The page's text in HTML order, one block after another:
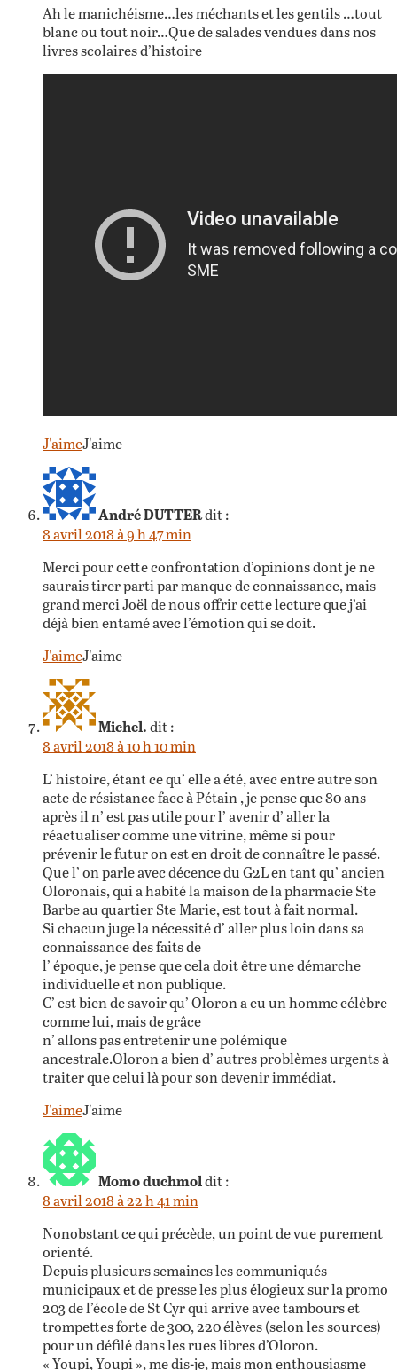
Ah le manichéisme…les méchants et les gentils …tout
blanc ou tout noir…Que de salades vendues dans nos
livres scolaires d’histoire
J'aimeJ'aime
André DUTTERdit :
8 avril 2018 à 9 h 47 min
Merci pour cette confrontation d’opinions dont je ne
saurais tirer parti par manque de connaissance, mais
grand merci Joël de nous offrir cette lecture que j’ai
déjà bien entamé avec l’émotion qui se doit.
J'aimeJ'aime
Michel.dit :
8 avril 2018 à 10 h 10 min
L’ histoire, étant ce qu’ elle a été, avec entre autre son
acte de résistance face à Pétain , je pense que 80 ans
après il n’ est pas utile pour l’ avenir d’ aller la
réactualiser comme une vitrine, même si pour
prévenir le futur on est en droit de connaître le passé.
Que l’ on parle avec décence du G2L en tant qu’ ancien
Oloronais, qui a habité la maison de la pharmacie Ste
Barbe au quartier Ste Marie, est tout à fait normal.
Si chacun juge la nécessité d’ aller plus loin dans sa
connaissance des faits de
l’ époque, je pense que cela doit être une démarche
individuelle et non publique.
C’ est bien de savoir qu’ Oloron a eu un homme célèbre
comme lui, mais de grâce
n’ allons pas entretenir une polémique
ancestrale.Oloron a bien d’ autres problèmes urgents à
traiter que celui là pour son devenir immédiat.
J'aimeJ'aime
Momo duchmoldit :
8 avril 2018 à 22 h 41 min
Nonobstant ce qui précède, un point de vue purement
orienté.
Depuis plusieurs semaines les communiqués
municipaux et de presse les plus élogieux sur la promo
203 de l’école de St Cyr qui arrive avec tambours et
trompettes forte de 300, 220 élèves (selon les sources)
pour un défilé dans les rues libres d’Oloron.
« Youpi, Youpi », me dis-je, mais mon enthousiasme